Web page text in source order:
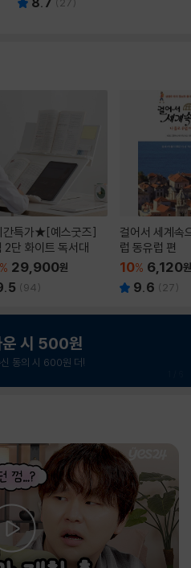
특가★[예스굿즈]
2단 화이트 독서대
% 29,900원
(94)
걸어서 세계속
럽 동유럽 편
10% 6,120원
9.6 ( 27)
운 시 500원
동의 시 600원 더!